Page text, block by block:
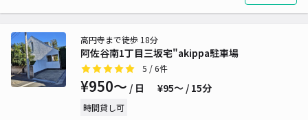
阿佐谷南1丁目三坂宅"akippa駐車場
高円寺まで徒歩 18分
5 / 6件
¥950〜 / 日 ¥95〜 / 15分
時間貸し可